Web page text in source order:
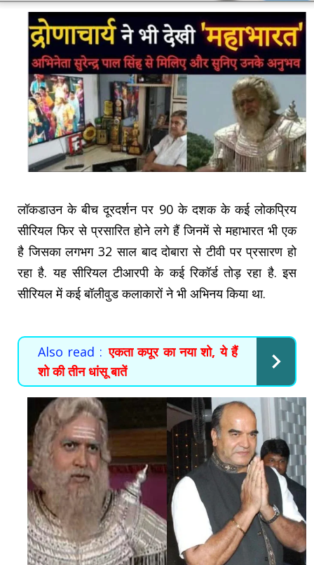
लॉकडाउन के बीच दूरदर्शन पर 90 के दशक के कई लोकप्रिय
सीरियल फिर से प्रसारित होने लगे हैं जिनमें से महाभारत भी एक
है जिसका लगभग 32 साल बाद दोबारा से टीवी पर प्रसारण हो
रहा है. यह सीरियल टीआरपी के कई रिकॉर्ड तोड़ रहा है. इस
सीरियल में कई बॉलीवुड कलाकारों ने भी अभिनय किया था.
Also read : एकता कपूर का नया शो, ये हैं
शो की तीन धांसू बातें